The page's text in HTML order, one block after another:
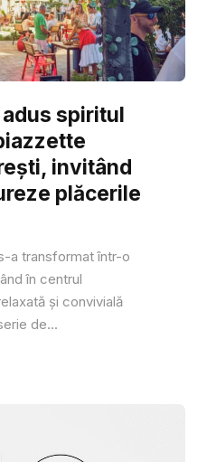
spiritul
invitând
plăcerile
a transformat într-o
în centrul
și convivială
de...